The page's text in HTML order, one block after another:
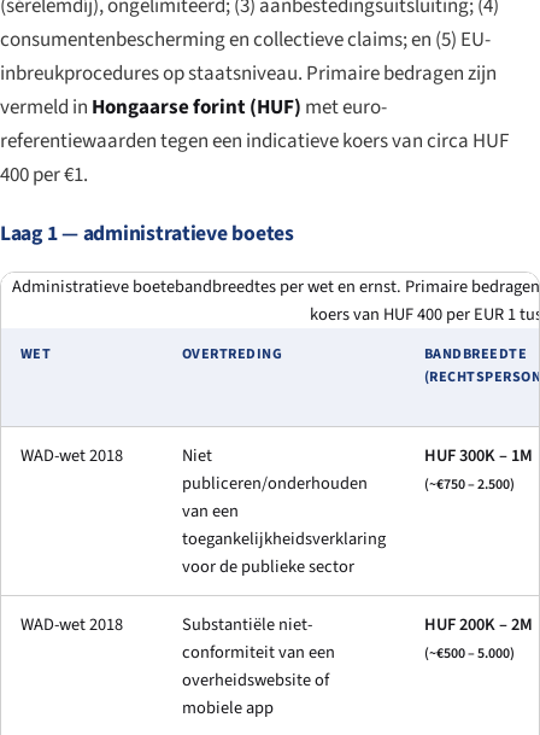
(sérelemdíj), ongelimiteerd; (3) aanbestedingsuitsluiting; (4)
consumentenbescherming en collectieve claims; en (5) EU-
inbreukprocedures op staatsniveau. Primaire bedragen zijn
vermeld in Hongaarse forint (HUF) met euro-
referentiewaarden tegen een indicatieve koers van circa HUF
400 per €1.
Laag 1 — administratieve boetes
Administratieve boetebandbreedtes per wet en ernst. Primaire
koers van HUF 400 per EUR 1
WET OVERTREDING
BANDBREEDTE
WAD-wet 2018
Niet
publiceren/onderhouden
van een
toegankelijkheidsverklaring
voor de publieke sector
HUF 300K – 1M
(~€750 – 2.500)
WAD-wet 2018
Substantiële niet-
conformiteit van een
overheidswebsite of
mobiele app
HUF 200K – 2M
(~€500 – 5.000)